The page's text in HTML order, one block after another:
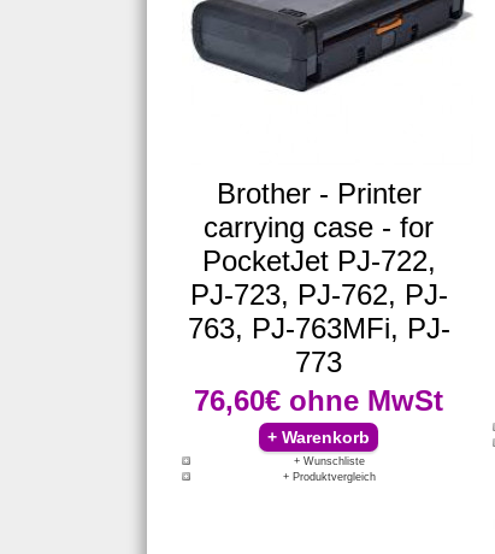
Brother - Printer
carrying case - for
PocketJet PJ-722,
PJ-723, PJ-762, PJ-
763, PJ-763MFi, PJ-
773
76,60€ ohne MwSt
+ Wunschliste
+ Produktvergleich